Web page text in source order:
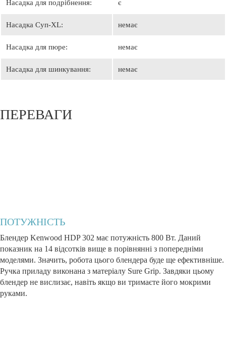
Насадка для подрібнення: є
Насадка Суп-XL: немає
Насадка для пюре: немає
Насадка для шинкування: немає
ПЕРЕВАГИ
ПОТУЖНІСТЬ
Блендер Kenwood HDP 302 має потужність 800 Вт. Даний
показник на 14 відсотків вище в порівнянні з попередніми
моделями. Значить, робота цього блендера буде ще ефективніше.
Ручка приладу виконана з матеріалу Sure Grip. Завдяки цьому
блендер не вислизає, навіть якщо ви тримаєте його мокрими
руками.